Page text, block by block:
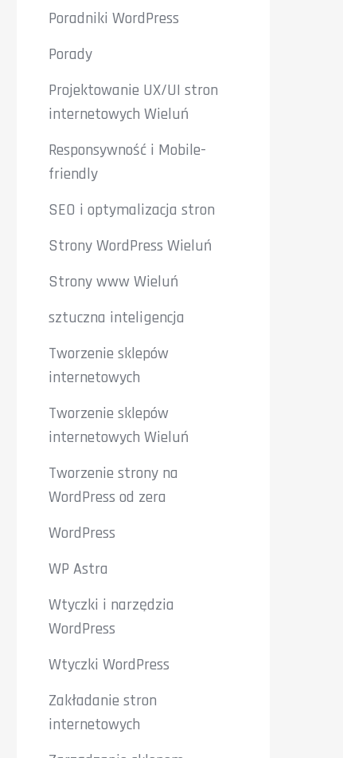
Poradniki WordPress
Porady
Projektowanie UX/UI stron
internetowych Wieluń
Responsywność i Mobile-
friendly
SEO i optymalizacja stron
Strony WordPress Wieluń
Strony www Wieluń
sztuczna inteligencja
Tworzenie sklepów
internetowych
Tworzenie sklepów
internetowych Wieluń
Tworzenie strony na
WordPress od zera
WordPress
WP Astra
Wtyczki i narzędzia
WordPress
Wtyczki WordPress
Zakładanie stron
internetowych